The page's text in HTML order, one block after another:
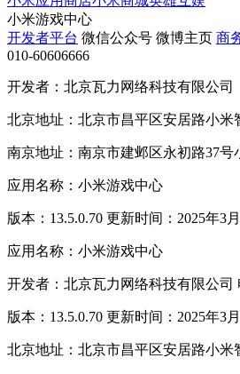
小米游戏中心
开发者平台 微信公众号 微博主页 商
010-60606666
开发者：北京瓦力网络科技有限公司
北京地址：北京市昌平区安居路小米
南京地址：南京市建邺区永初路37号
应用名称：小米游戏中心
版本：13.5.0.70 更新时间：2025年3
应用名称：小米游戏中心
开发者：北京瓦力网络科技有限公司
版本：13.5.0.70 更新时间：2025年3
北京地址：北京市昌平区安居路小米